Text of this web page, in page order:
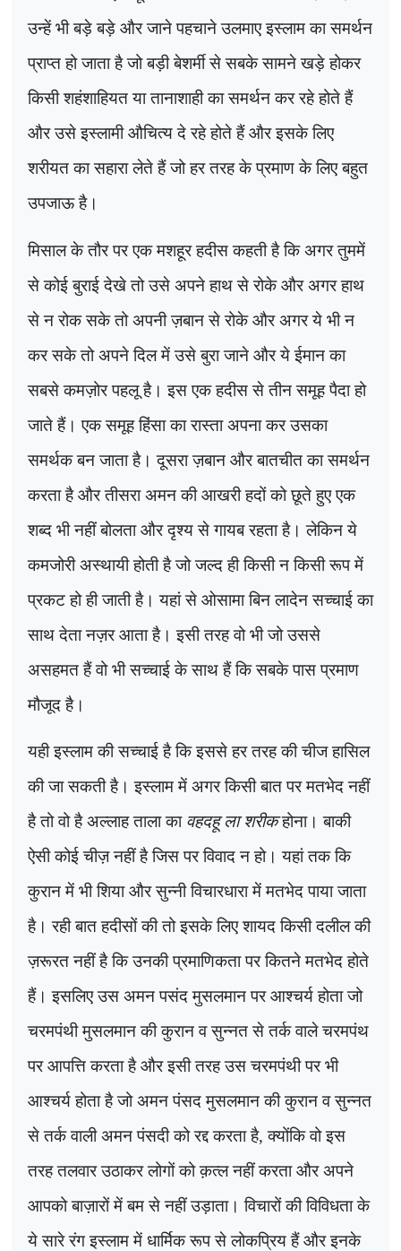
उन्हें भी बड़े बड़े और जाने पहचाने उलमाए इस्लाम का समर्थन
प्राप्त हो जाता है जो बड़ी बेशर्मी से सबके सामने खड़े होकर
किसी शहंशाहियत या तानाशाही का समर्थन कर रहे होते हैं
और उसे इस्लामी औचित्य दे रहे होते हैं और इसके लिए
शरीयत का सहारा लेते हैं जो हर तरह के प्रमाण के लिए बहुत
उपजाऊ है।
मिसाल के तौर पर एक मशहूर हदीस कहती है कि अगर तुममें
से कोई बुराई देखे तो उसे अपने हाथ से रोके और अगर हाथ
से न रोक सके तो अपनी ज़बान से रोके और अगर ये भी न
कर सके तो अपने दिल में उसे बुरा जाने और ये ईमान का
सबसे कमज़ोर पहलू है। इस एक हदीस से तीन समूह पैदा हो
जाते हैं। एक समूह हिंसा का रास्ता अपना कर उसका
समर्थक बन जाता है। दूसरा ज़बान और बातचीत का समर्थन
करता है और तीसरा अमन की आखरी हदों को छूते हुए एक
शब्द भी नहीं बोलता और दृश्य से गायब रहता है। लेकिन ये
कमजोरी अस्थायी होती है जो जल्द ही किसी न किसी रूप में
प्रकट हो ही जाती है। यहां से ओसामा बिन लादेन सच्चाई का
साथ देता नज़र आता है। इसी तरह वो भी जो उससे
असहमत हैं वो भी सच्चाई के साथ हैं कि सबके पास प्रमाण
मौजूद है।
यही इस्लाम की सच्चाई है कि इससे हर तरह की चीज हासिल
की जा सकती है। इस्लाम में अगर किसी बात पर मतभेद नहीं
है तो वो है अल्लाह ताला का वहदहू ला शरीकहोना। बाकी
ऐसी कोई चीज़ नहीं है जिस पर विवाद न हो। यहां तक ​​कि
कुरान में भी शिया और सुन्नी विचारधारा में मतभेद पाया जाता
है। रही बात हदीसों की तो इसके लिए शायद किसी दलील की
ज़रूरत नहीं है कि उनकी प्रमाणिकता पर कितने मतभेद होते
हैं। इसलिए उस अमन पसंद मुसलमान पर आश्चर्य होता जो
चरमपंथी मुसलमान की कुरान व सुन्नत से तर्क वाले चरमपंथ
पर आपत्ति करता है और इसी तरह उस चरमपंथी पर भी
आश्चर्य होता है जो अमन पंसद मुसलमान की कुरान व सुन्नत
से तर्क वाली अमन पंसदी को रद्द करता है, क्योंकि वो इस
तरह तलवार उठाकर लोगों को क़त्ल नहीं करता और अपने
आपको बाज़ारों में बम से नहीं उड़ाता। विचारों की विविधता के
ये सारे रंग इस्लाम में धार्मिक रूप से लोकप्रिय हैं और इनके